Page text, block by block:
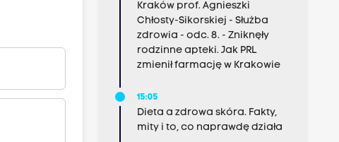
Kraków prof. Agnieszki
Chłosty-Sikorskiej - Służba
zdrowia - odc. 8. - Zniknęły
rodzinne apteki. Jak PRL
zmienił farmację w Krakowie
15:05
Dieta a zdrowa skóra. Fakty,
mity i to, co naprawdę działa